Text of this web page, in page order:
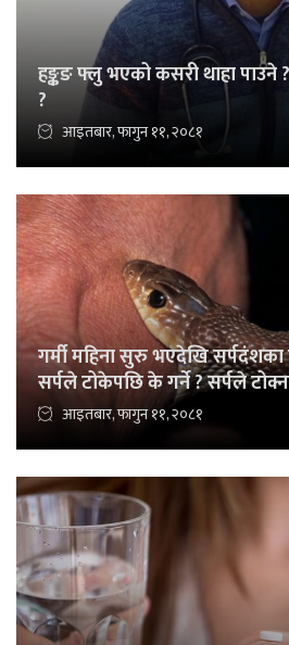
हङ्कङ फ्लु भएको कसरी थाहा पाउने
?
आइतबार, फागुन ११, २०८१
गर्मी महिना सुरु भएदेखि सर्पदंशका
सर्पले टोकेपछि के गर्ने ? सर्पले
आइतबार, फागुन ११, २०८१